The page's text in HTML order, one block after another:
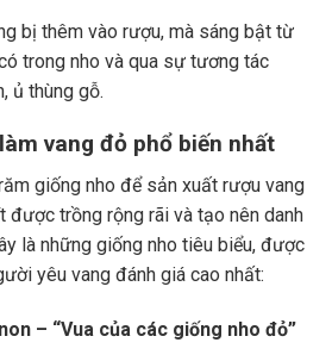
bị thêm vào rượu, mà sáng bật từ
trong nho và qua sự tương tác
ủ thùng gỗ.
vang đỏ phổ biến nhất
giống nho để sản xuất rượu vang
được trồng rộng rãi và tạo nên danh
là những giống nho tiêu biểu, được
yêu vang đánh giá cao nhất:
– “Vua của các giống nho đỏ”